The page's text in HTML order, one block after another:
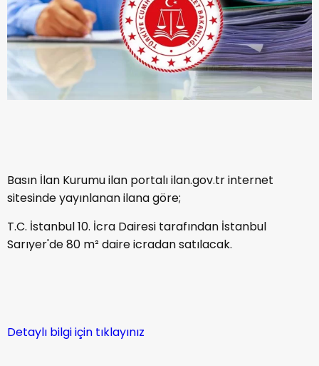
Basın İlan Kurumu ilan portalı ilan.gov.tr internet
sitesinde yayınlanan ilana göre;
T.C. İstanbul 10. İcra Dairesi tarafından İstanbul
Sarıyer'de 80 m² daire icradan satılacak.
Detaylı bilgi için tıklayınız